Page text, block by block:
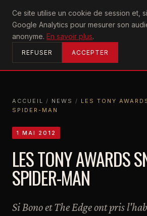
Ce site utilise un cookie de session et,
Google Analytics pour mesurer son
anonyme. En savoir plus.
REFUSER ACCEPTER
U2achtung
ACCUEIL
ACCUEIL / NEWS / LES TONY
SPIDER-MAN
1 MAI 2012
LES TONY AWARDS
SPIDER-MAN
Si Bono et The Edge ont pris